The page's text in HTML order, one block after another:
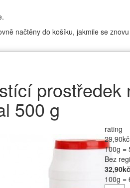
načtěny do košíku, jakmile se
prostředek
500 g
rating
29,90kč
100g =
Bez
32,90kč
100g =